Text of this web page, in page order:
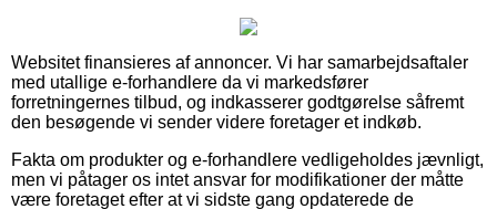
Websitet finansieres af annoncer. Vi har samarbejdsaftaler
med utallige e-forhandlere da vi markedsfører
forretningernes tilbud, og indkasserer godtgørelse såfremt
den besøgende vi sender videre foretager et indkøb.
Fakta om produkter og e-forhandlere vedligeholdes jævnligt,
men vi påtager os intet ansvar for modifikationer der måtte
være foretaget efter at vi sidste gang opdaterede de